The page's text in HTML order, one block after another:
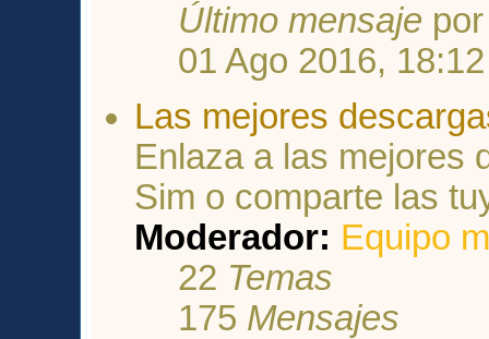
Último mensaje
01 Ago 2016, 18:12
Las mejores
Enlaza a las mejores
Sim o comparte las
Moderador: Equipo
22 Temas
175 Mensajes